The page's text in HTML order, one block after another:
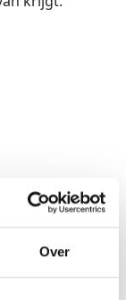
Over
zo werkt